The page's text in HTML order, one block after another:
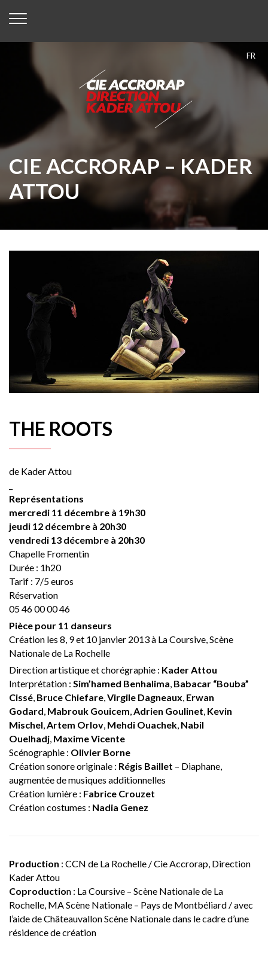
FR
CIE ACCRORAP – KADER
ATTOU
THE ROOTS
de Kader Attou
Représentations
mercredi 11 décembre à 19h30
jeudi 12 décembre à 20h30
vendredi 13 décembre à 20h30
Chapelle Fromentin
Durée : 1h20
Tarif : 7/5 euros
Réservation
05 46 00 00 46
Pièce pour 11 danseurs
Création les 8, 9 et 10 janvier 2013 à La Coursive, Scène
Nationale de La Rochelle
Direction artistique et chorégraphie : Kader Attou
Interprétation : Sim’hamed Benhalima, Babacar “Bouba”
Cissé, Bruce Chiefare,Virgile Dagneaux, Erwan
Godard, Mabrouk Gouicem,Adrien Goulinet, Kevin
Mischel,Artem Orlov, Mehdi Ouachek, Nabil
Ouelhadj, Maxime Vicente
Scénographie : Olivier Borne
Création sonore originale : Régis Baillet – Diaphane,
augmentée de musiques additionnelles
Création lumière : Fabrice Crouzet
Création costumes : Nadia Genez
Production : CCN de La Rochelle / Cie Accrorap, Direction
Kader Attou
Coproduction : La Coursive – Scène Nationale de La
Rochelle, MA Scène Nationale – Pays de Montbéliard / avec
l’aide de Châteauvallon Scène Nationale dans le cadre d’une
résidence de création